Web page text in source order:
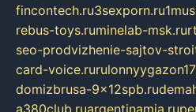
fincontech.ru3sexporn.ru
rebus-toys.ruminelab-msk.ru
seo-prodvizhenie-sajtov-
card-voice.ru
domizbrusa-9x12spb.ru